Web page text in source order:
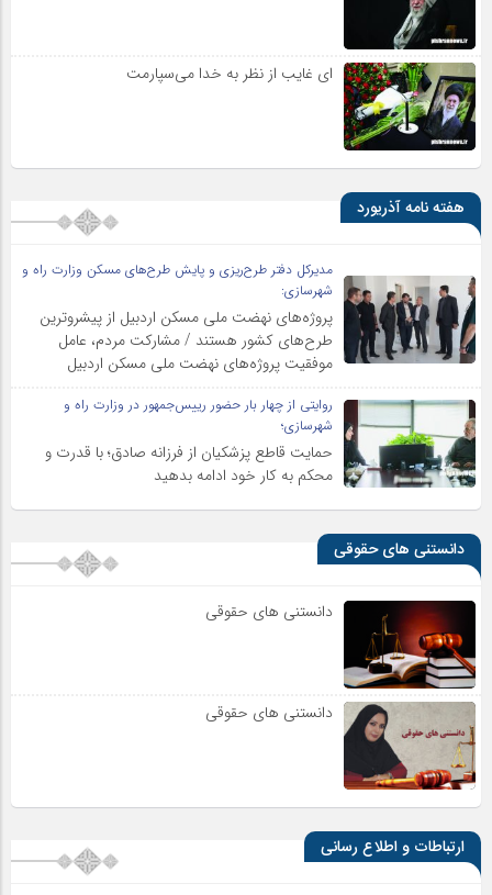
ای غایب از نظر به خدا می‌سپارمت
هفته نامه آذریورد
مدیرکل دفتر طرح‌ریزی و پایش طرح‌های مسکن وزارت راه و
شهرسازی:
پروژه‌های نهضت ملی مسکن اردبیل از پیشروترین
طرح‌های کشور هستند / مشارکت مردم، عامل
موفقیت پروژه‌های نهضت ملی مسکن اردبیل
روایتی از چهار بار حضور رییس‌جمهور در وزارت راه و
شهرسازی؛
حمایت قاطع پزشکیان از فرزانه صادق؛ با قدرت و
محکم به کار خود ادامه بدهید
دانستنی های حقوقی
دانستنی های حقوقی
دانستنی های حقوقی
ارتباطات و اطلاع رسانی